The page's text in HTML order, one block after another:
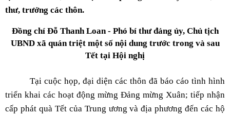
thư, trưởng các thôn.
Đồng chí Đỗ Thanh Loan - Phó bí thư đảng ủy, Chủ tịch
UBND xã quán triệt một số nội dung trước trong và sau
Tết tại Hội nghị
Tại cuộc họp, đại diện các thôn đã báo cáo tình hình
triển khai các hoạt động mừng Đảng mừng Xuân; tiếp nhận
cấp phát quà Tết của Trung ương và địa phương đến các hộ